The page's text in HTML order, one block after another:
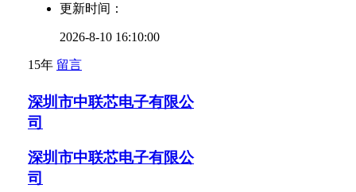
更新时间：
2026-8-10 16:10:00
15年 留言
深圳市中联芯电子有限公
司
深圳市中联芯电子有限公
司